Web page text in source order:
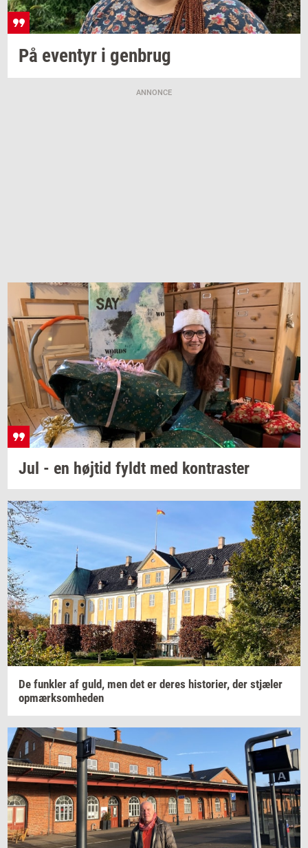
På even­tyr i gen­brug
ANNONCE
Jul - en høj­tid fyldt med kon­tra­ster
De funk­ler af guld, men det er deres hi­sto­ri­er, der stjæ­ler
op­mærk­som­he­den